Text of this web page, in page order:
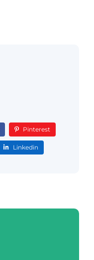
Pinterest
Linkedin